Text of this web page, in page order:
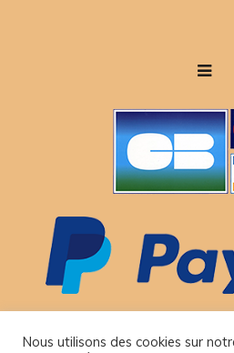
Nous utilisons des cookies sur